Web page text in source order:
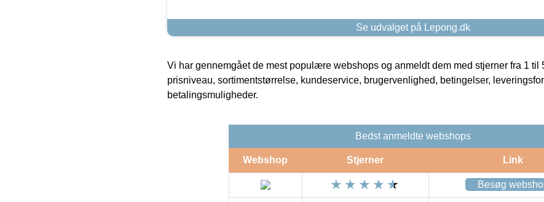
Se udvalget på Lepong.dk
Vi har gennemgået de mest populære webshops og anmeldt dem med stjerner fra 1 til
prisniveau, sortimentstørrelse, kundeservice, brugervenlighed, betingelser,
betalingsmuligheder.
Bedst anmeldte webshops
Webshop Stjerner Link
Besøg